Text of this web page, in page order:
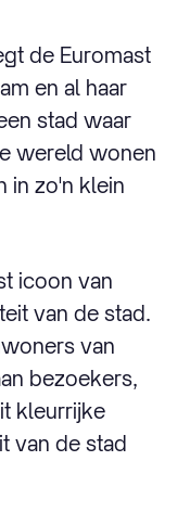
de Euromast
en al haar
stad waar
wereld wonen
in zo'n klein
icoon van
van de stad.
van
bezoekers,
kleurrijke
van de stad